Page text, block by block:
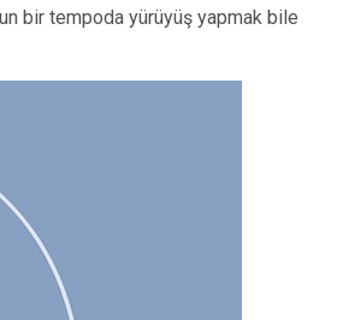
bir tempoda yürüyüş yapmak bile